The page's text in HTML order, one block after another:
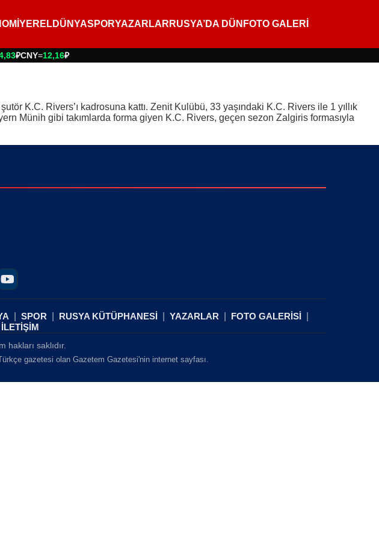
YERELDÜNYASPORYAZARLAR RUSYA’DA DÜN FOTO GALERİ
₽CNY=12,16₽
K.C. Rivers’ı kadrosuna kattı. Zenit Kulübü, 33 yaşındaki K.C. Rivers ile 1 yıllık
Münih gibi takımlarda forma giyen K.C. Rivers, geçen sezon Zalgiris formasıyla
SPOR RUSYA KÜTÜPHANESİ YAZARLAR
FOTO GALERİSİ
İLETİŞİM
saklıdır.
gazetesi olan Gazetem Gazetesi'nin internet sayfası.